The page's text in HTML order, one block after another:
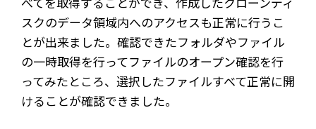
スクのデータ領域内へのアクセスも正常に行うこ
とが出来ました。確認できたフォルダやファイル
の一時取得を行ってファイルのオープン確認を行
ってみたところ、選択したファイルすべて正常に開
けることが確認できました。